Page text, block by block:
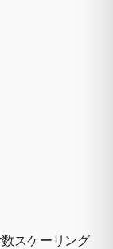
スケーリング